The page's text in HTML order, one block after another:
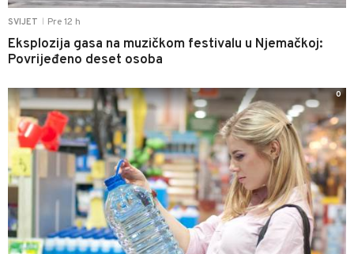
SVIJET Pre 12 h
Eksplozija gasa na muzičkom festivalu u Njemačkoj:
Povrijeđeno deset osoba
0